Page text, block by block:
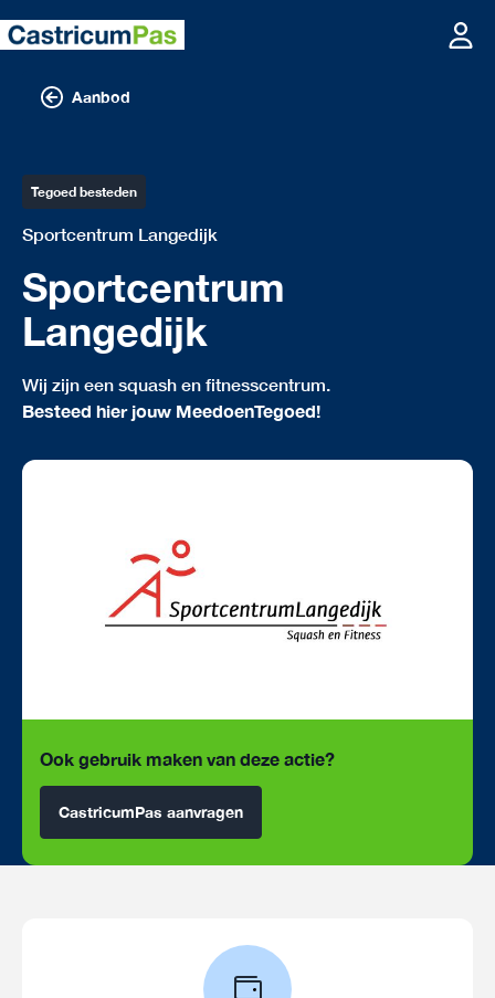
Aanbod
Tegoed besteden
Sportcentrum Langedijk
Sportcentrum
Langedijk
Wij zijn een squash en fitnesscentrum.
Besteed hier jouw MeedoenTegoed!
Ook gebruik maken van deze actie?
CastricumPas aanvragen